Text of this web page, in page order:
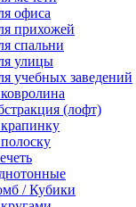
офиса
прихожей
спальни
улицы
учебных заведений
(лофт)
/ Кубики